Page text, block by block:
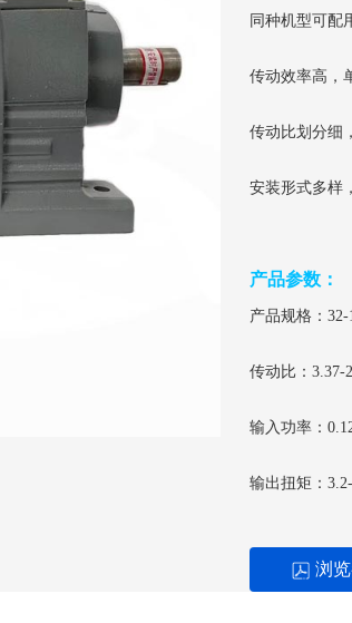
同种机型可配
传动效率高，
传动比划分细
安装形式多样
产品参数：
产品规格：32-
传动比：3.37-
输入功率：
输出扭矩：
浏